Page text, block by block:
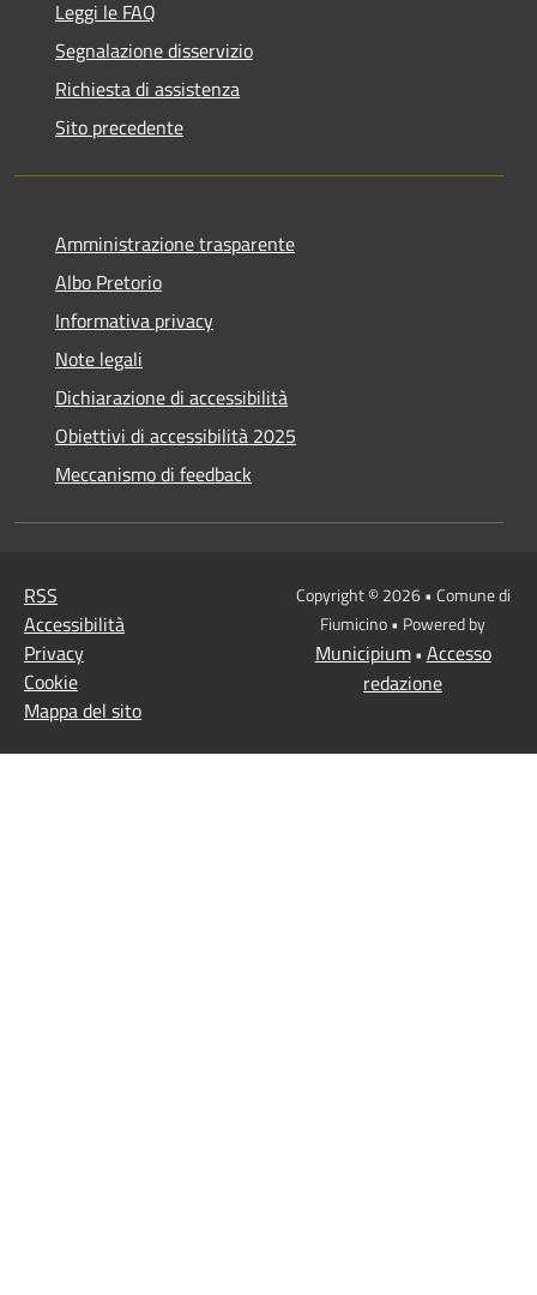
Leggi le FAQ
Segnalazione disservizio
Richiesta di assistenza
Sito precedente
Amministrazione trasparente
Albo Pretorio
Informativa privacy
Note legali
Dichiarazione di accessibilità
Obiettivi di accessibilità 2025
Meccanismo di feedback
RSS
Accessibilità
Privacy
Cookie
Mappa del sito
Copyright © 2026 • Comune di
Fiumicino • Powered by
Municipium• Accesso
redazione